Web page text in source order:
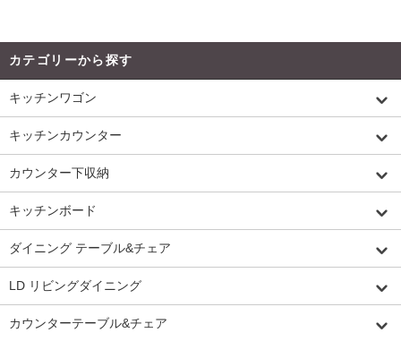
カテゴリーから探す
キッチンワゴン
キッチンカウンター
カウンター下収納
キッチンボード
ダイニング テーブル&チェア
LD リビングダイニング
カウンターテーブル&チェア